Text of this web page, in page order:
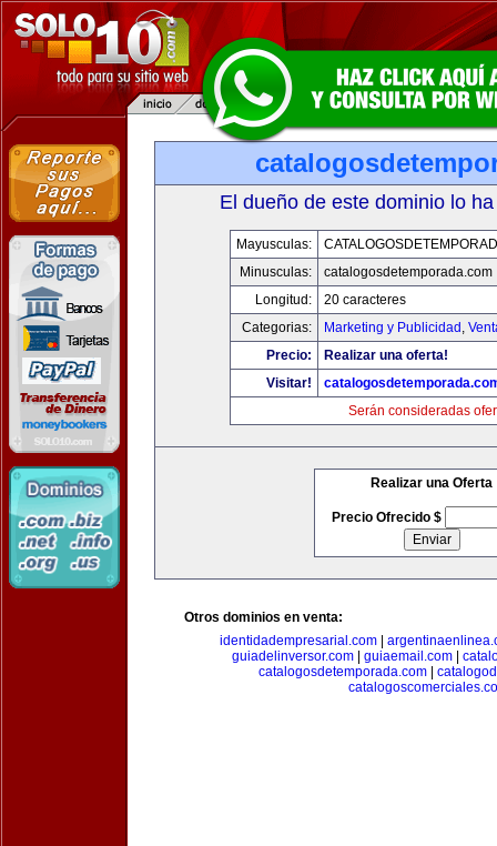
El dueño de este dominio lo
Mayusculas:
Minusculas:
catalogosdetemporada.com
Longitud:
20 caracteres
Categorias:
Marketing y Publicidad ,
Precio:
Realizar una oferta!
Visitar!
Serán consideradas
Realizar una Oferta
Precio Ofrecido $
Otros dominios en venta:
identidadempresarial.com
guiadelinversor.com| guiaemail.com|
catalogosdetemporada.com|